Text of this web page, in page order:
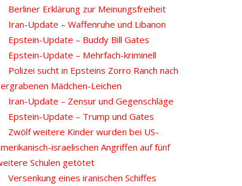
Berliner Erklärung zur Meinungsfreiheit
Iran-Update – Waffenruhe und Libanon
Epstein-Update – Buddy Bill Gates
Epstein-Update – Mehrfach-kriminell
Polizei sucht in Epsteins Zorro Ranch nach
Mädchen-Leichen
Iran-Update – Zensur und Gegenschläge
Epstein-Update – Trump und Gates
Zwölf weitere Kinder wurden bei US-
israelischen Angriffen auf fünf
Schulen getötet
Versenkung eines iranischen Schiffes